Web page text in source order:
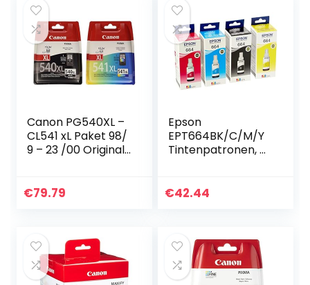
Canon PG540XL –
CL541 xL Paket 98/
9 – 23 /00 Original
schwarz/farbige
€79.79
Epson
EPT664BK/C/M/Y
Tintenpatronen, 4
€42.44